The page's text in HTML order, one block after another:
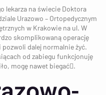
lekarza na świecie Doktora
Urazowo – Ortopedycznym
w Krakowie na ul. W
skomplikowaną operację
dalej normalnie żyć.
od zabiegu funkcjonuję
mogę nawet biegać.